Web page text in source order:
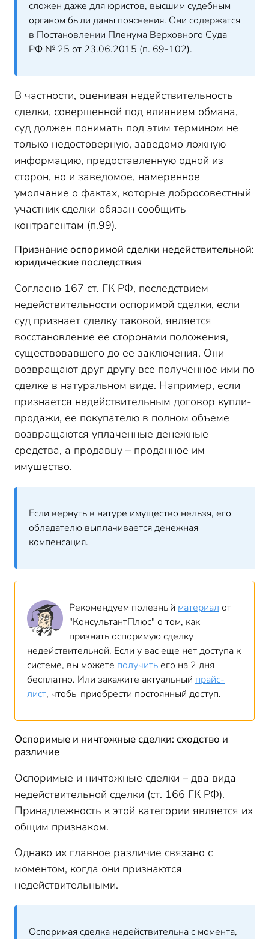
сложен даже для юристов, высшим судебным
органом были даны пояснения. Они содержатся
в Постановлении Пленума Верховного Суда
РФ № 25 от 23.06.2015 (п. 69-102).
В частности, оценивая недействительность
сделки, совершенной под влиянием обмана,
суд должен понимать под этим термином не
только недостоверную, заведомо ложную
информацию, предоставленную одной из
сторон, но и заведомое, намеренное
умолчание о фактах, которые добросовестный
участник сделки обязан сообщить
контрагентам (п.99).
Признание оспоримой сделки недействительной:
юридические последствия
Согласно 167 ст. ГК РФ, последствием
недействительности оспоримой сделки, если
суд признает сделку таковой, является
восстановление ее сторонами положения,
существовавшего до ее заключения. Они
возвращают друг другу все полученное ими по
сделке в натуральном виде. Например, если
признается недействительным договор купли-
продажи, ее покупателю в полном объеме
возвращаются уплаченные денежные
средства, а продавцу – проданное им
имущество.
Если вернуть в натуре имущество нельзя, его
обладателю выплачивается денежная
компенсация.
Рекомендуем полезный материал от
"КонсультантПлюс" о том, как
признать оспоримую сделку
недействительной. Если у вас еще нет доступа к
системе, вы можете получитьего на 2 дня
бесплатно. Или закажите актуальный прайс-
лист, чтобы приобрести постоянный доступ.
Оспоримые и ничтожные сделки: сходство и
различие
Оспоримые и ничтожные сделки – два вида
недействительной сделки (ст. 166 ГК РФ).
Принадлежность к этой категории является их
общим признаком.
Однако их главное различие связано с
моментом, когда они признаются
недействительными.
Оспоримая сделка недействительна с момента,